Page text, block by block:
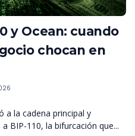
y Ocean: cuando
chocan en
a la cadena principal y
BIP-110, la bifurcación que...